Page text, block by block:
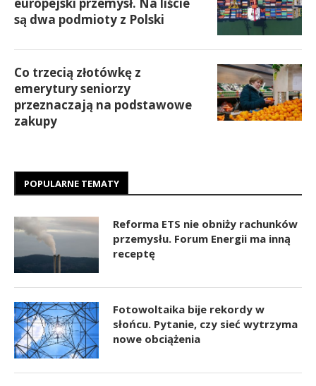
są dwa podmioty z Polski
Co trzecią złotówkę z
emerytury seniorzy
przeznaczają na podstawowe
zakupy
POPULARNE TEMATY
Reforma ETS nie obniży rachunków
przemysłu. Forum Energii ma inną
receptę
Fotowoltaika bije rekordy w
słońcu. Pytanie, czy sieć wytrzyma
nowe obciążenia